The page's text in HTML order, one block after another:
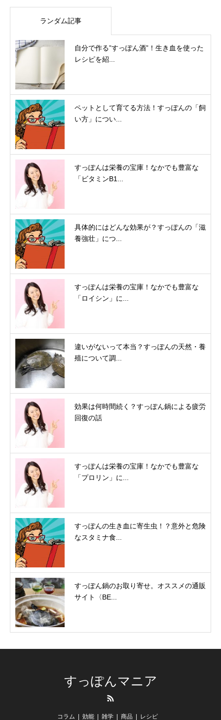
ランダム記事
自分で作る”すっぽん酒”！生き血を使った
レシピを紹...
ペットとして育てる方法！すっぽんの「飼
い方」につい...
すっぽんは栄養の宝庫！なかでも豊富な
「ビタミンB1...
具体的にはどんな効果が？すっぽんの「滋
養強壮」につ...
すっぽんは栄養の宝庫！なかでも豊富な
「ロイシン」に...
違いがないって本当？すっぽんの天然・養
殖について調...
効果は何時間続く？すっぽん鍋による疲労
回復の話
すっぽんは栄養の宝庫！なかでも豊富な
「プロリン」に...
すっぽんの生き血に寄生虫！？意外と危険
なスタミナ食...
すっぽん鍋のお取り寄せ。オススメの通販
サイト〈BE...
すっぽんマニア
コラム 効能 雑学 商品 レシピ